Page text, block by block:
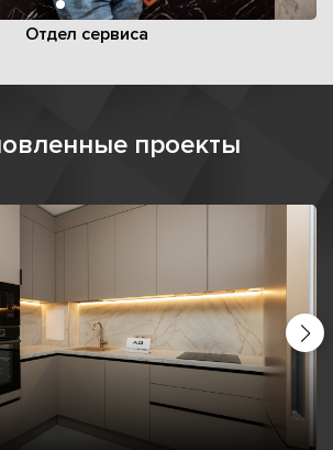
Отдел сервиса
проекты